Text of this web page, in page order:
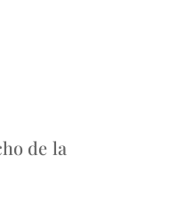
de la